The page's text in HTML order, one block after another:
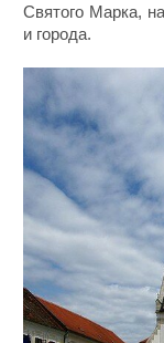
Святого Марка,
и города.